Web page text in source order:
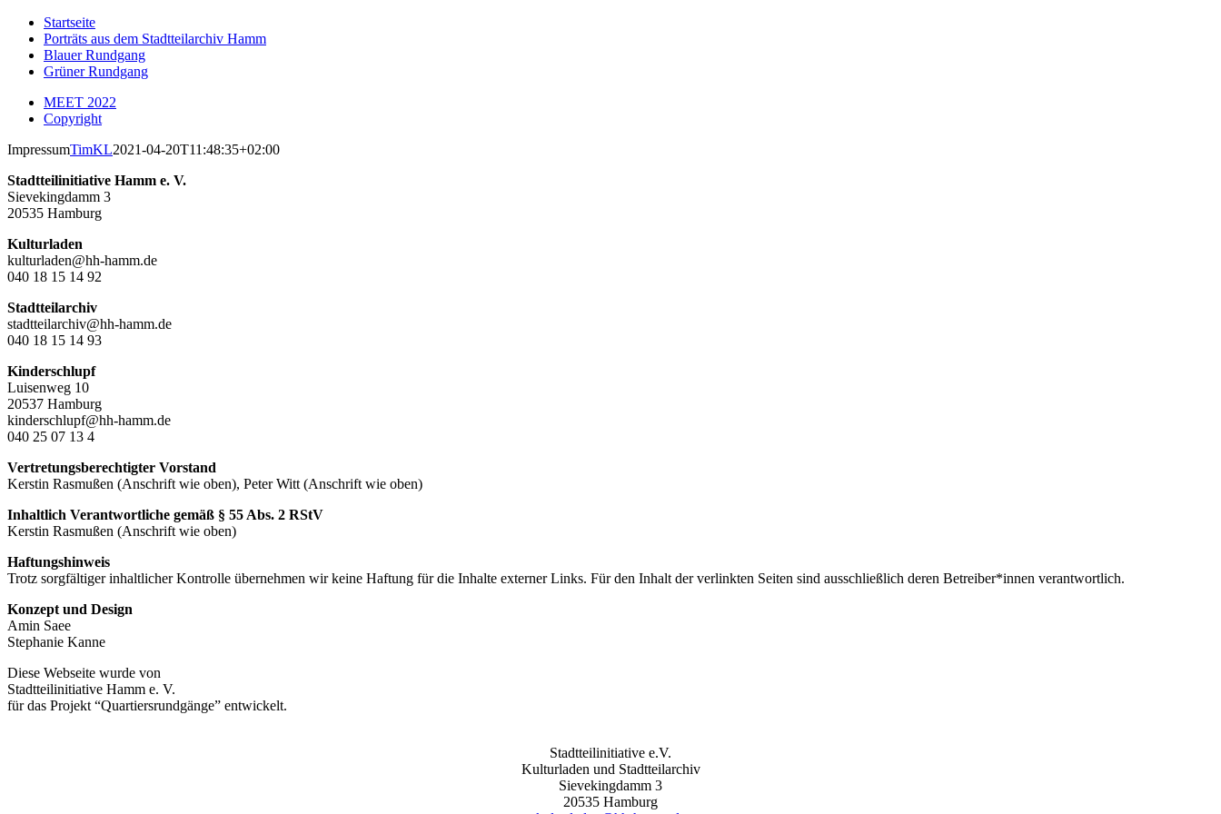
Zum
Inhalt
springen
Startseite
Porträts aus dem Stadtteilarchiv Hamm
Blauer Rundgang
Grüner Rundgang
MEET 2022
Copyright
ImpressumTimKL2021-04-20T11:48:35+02:00
Stadtteilinitiative Hamm e. V.
Sievekingdamm 3
20535 Hamburg
Kulturladen
kulturladen@hh-hamm.de
040 18 15 14 92
Stadtteilarchiv
stadtteilarchiv@hh-hamm.de
040 18 15 14 93
Kinderschlupf
Luisenweg 10
20537 Hamburg
kinderschlupf@hh-hamm.de
040 25 07 13 4
Vertretungsberechtigter Vorstand
Kerstin Rasmußen (Anschrift wie oben), Peter Witt (Anschrift wie oben)
Inhaltlich Verantwortliche gemäß § 55 Abs. 2 RStV
Kerstin Rasmußen (Anschrift wie oben)
Haftungshinweis
Trotz sorgfältiger inhaltlicher Kontrolle übernehmen wir keine Haftung für die Inhalte externer Links. Für den Inhalt der verlinkten Seiten sind ausschließlich deren Betreiber*innen verantwortlich.
Konzept und Design
Amin Saee
Stephanie Kanne
Diese Webseite wurde von
Stadtteilinitiative Hamm e. V.
für das Projekt “Quartiersrundgänge” entwickelt.
Stadtteilinitiative e.V.
Kulturladen und Stadtteilarchiv
Sievekingdamm 3
20535 Hamburg